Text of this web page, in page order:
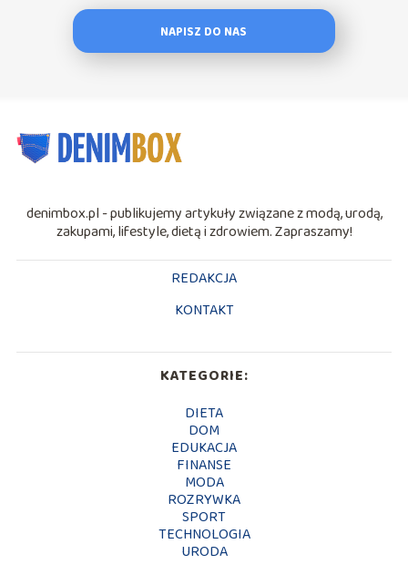
NAPISZ DO NAS
denimbox.pl - publikujemy artykuły związane z modą, urodą,
zakupami, lifestyle, dietą i zdrowiem. Zapraszamy!
REDAKCJA
KONTAKT
KATEGORIE:
DIETA
DOM
EDUKACJA
FINANSE
MODA
ROZRYWKA
SPORT
TECHNOLOGIA
URODA